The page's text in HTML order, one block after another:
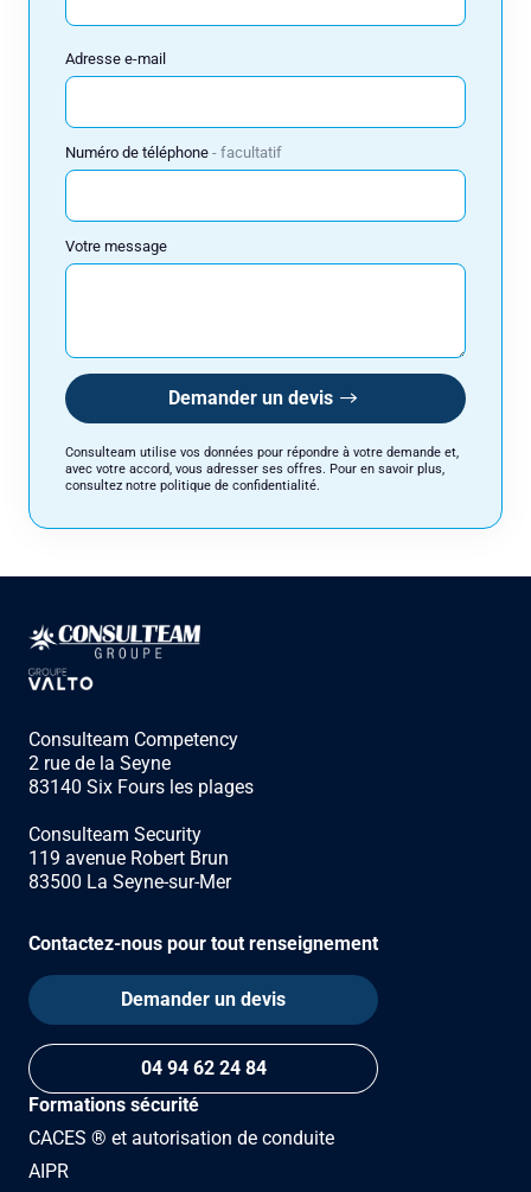
Adresse e-mail
Numéro de téléphone facultatif
Votre message
Demander un devis
Consulteam utilise vos données pour répondre à votre demande et,
avec votre accord, vous adresser ses offres. Pour en savoir plus,
consultez notre politique de confidentialité.
Consulteam Competency
2 rue de la Seyne
83140 Six Fours les plages
Consulteam Security
119 avenue Robert Brun
83500 La Seyne-sur-Mer
Contactez-nous pour tout renseignement
Demander un devis
04 94 62 24 84
Formations sécurité
CACES ® et autorisation de conduite
AIPR